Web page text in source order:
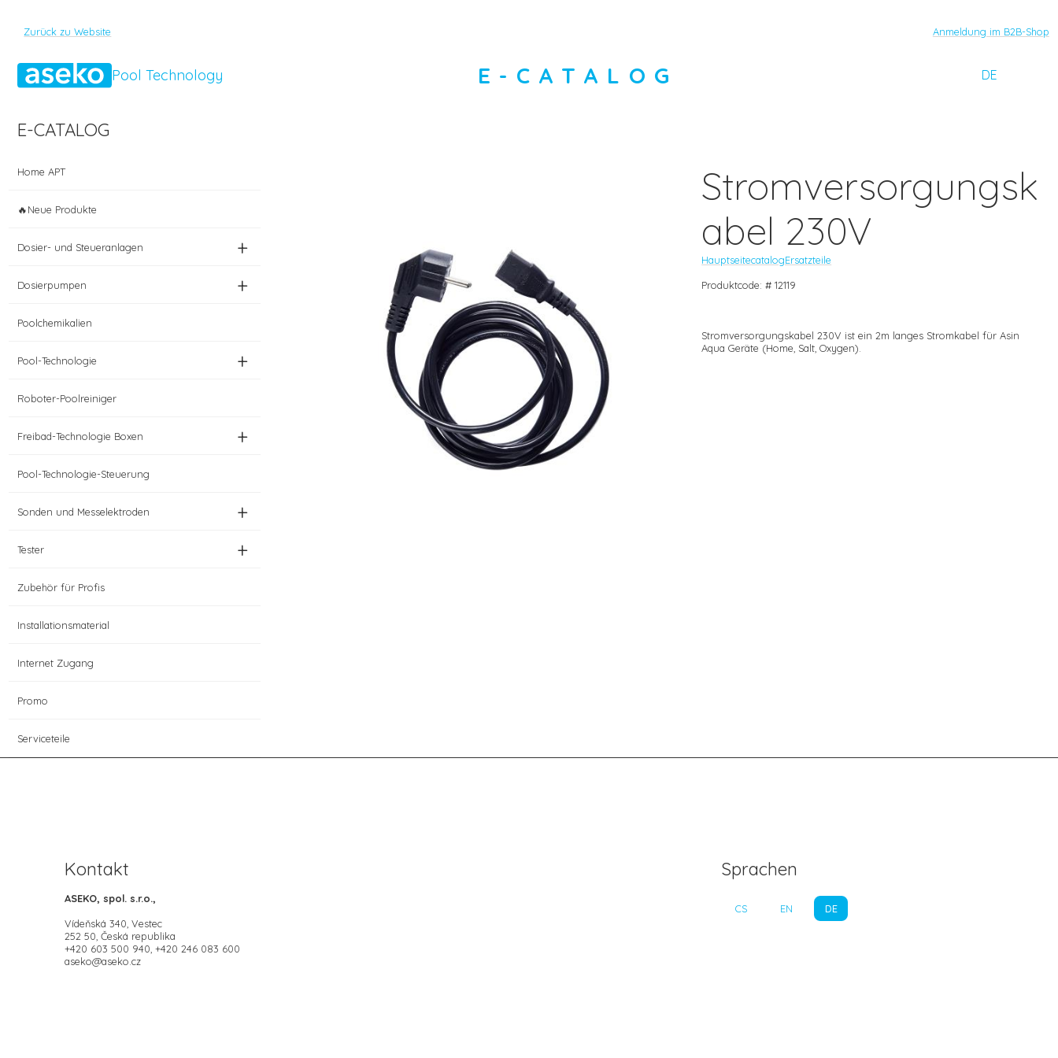
Zurück zu Website Anmeldung im B2B-Shop
Pool Technology E-CATALOG DE
E-CATALOG
Home APT
🔥Neue Produkte
Dosier- und Steueranlagen +
Dosierpumpen +
Poolchemikalien
Pool-Technologie +
Roboter-Poolreiniger
Freibad-Technologie Boxen +
Pool-Technologie-Steuerung
Sonden und Messelektroden +
Tester +
Zubehör für Profis
Installationsmaterial
Internet Zugang
Promo
Serviceteile
Stromversorgungsk
abel 230V
HauptseitecatalogErsatzteile
Produktcode: # 12119
Stromversorgungskabel 230V ist ein 2m langes Stromkabel für Asin
Aqua Geräte (Home, Salt, Oxygen).
Kontakt
ASEKO, spol. s.r.o.,
Vídeňská 340, Vestec
252 50, Česká republika
+420 603 500 940, +420 246 083 600
aseko@aseko.cz
Sprachen
CS EN DE